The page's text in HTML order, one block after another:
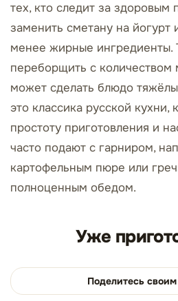
тех, кто следит за
заменить сметану на йогурт
менее жирные ингредиенты.
переборщить с количеством
может сделать блюдо
это классика русской кухни,
простоту приготовления и
часто подают с гарниром,
картофельным пюре или
полноценным обедом.
Уже
Поделитесь